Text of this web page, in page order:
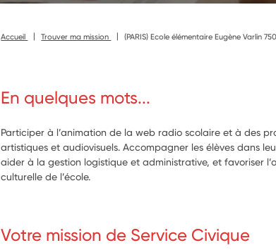
Accueil Trouver ma mission (PARIS) Ecole élémentaire Eugène Varlin
En quelques mots...
Participer à l’animation de la web radio scolaire et à des
artistiques et audiovisuels. Accompagner les élèves dans
aider à la gestion logistique et administrative, et favoriser
culturelle de l’école.
Votre mission de Service Civique